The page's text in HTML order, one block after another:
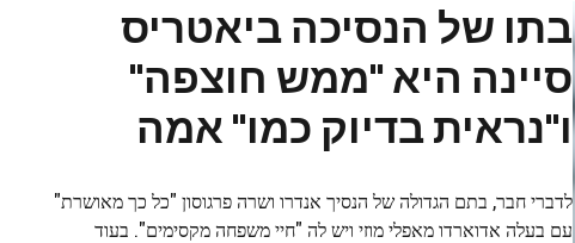
בתו של הנסיכה ביאטריס
סיינה היא "ממש חוצפה"
ו"נראית בדיוק כמו" אמה
לדברי חבר, בתם הגדולה של הנסיך אנדרו ושרה פרגוסון "כל כך מאושרת"
עם בעלה אדוארדו מאפלי מוזי ויש לה "חיי משפחה מקסימים". בעוד